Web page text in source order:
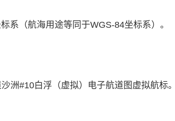
系（航海用途等同于WGS-84坐标系）。
洲#10白浮（虚拟）电子航道图虚拟航标。